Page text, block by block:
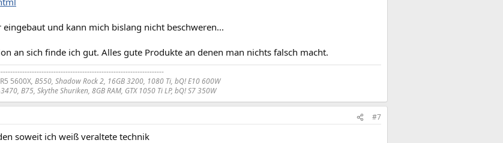
und kann mich bislang nicht beschweren...
an sich finde ich gut. Alles gute Produkte an denen man nichts falsch macht.
5600X, B550, Shadow Rock 2, 16GB 3200, 1080 Ti, bQ! E10 600W
B75, Skythe Shuriken, 8GB RAM, GTX 1050 Ti LP, bQ! S7 350W
#7
soweit ich weiß veraltete technik